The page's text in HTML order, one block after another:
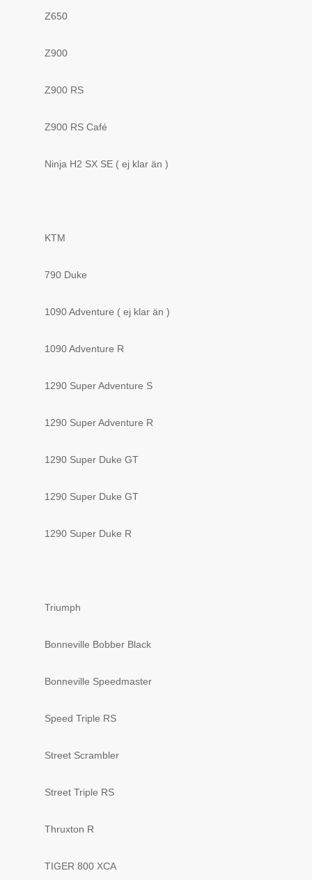
Z650
Z900
Z900 RS
Z900 RS Café
Ninja H2 SX SE ( ej klar än )
KTM
790 Duke
1090 Adventure ( ej klar än )
1090 Adventure R
1290 Super Adventure S
1290 Super Adventure R
1290 Super Duke GT
1290 Super Duke GT
1290 Super Duke R
Triumph
Bonneville Bobber Black
Bonneville Speedmaster
Speed Triple RS
Street Scrambler
Street Triple RS
Thruxton R
TIGER 800 XCA